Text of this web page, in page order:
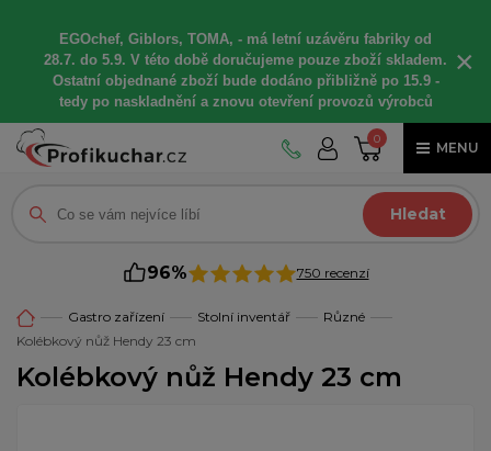
EGOchef, Giblors, TOMA, - má letní uzávěru fabriky od
28.7. do 5.9. V této době doručujeme pouze zboží skladem.
Ostatní objednané zboží bude dodáno přibližně po 15.9 -
tedy po naskladnění a znovu otevření provozů výrobců
×
0
MENU
Hledat
96% 750 recenzí
Gastro zařízení Stolní inventář
Různé
Kolébkový nůž Hendy 23 cm
Kolébkový nůž Hendy 23 cm